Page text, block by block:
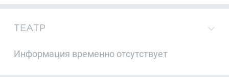
ТЕАТР
Информация временно отсутствует